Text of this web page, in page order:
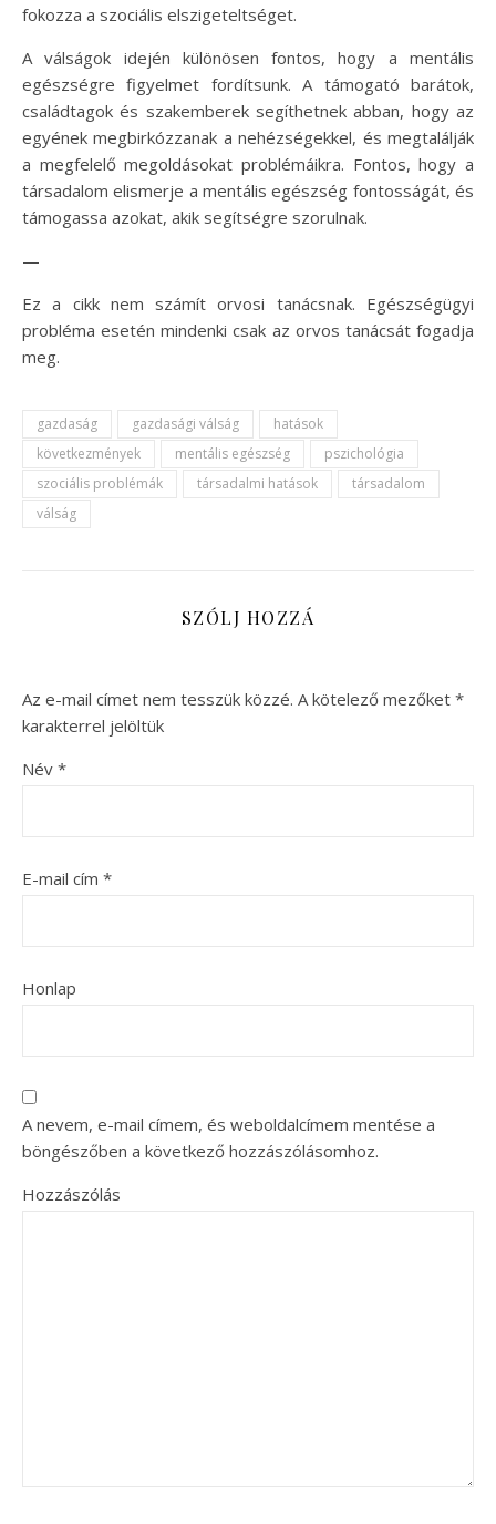
fokozza a szociális elszigeteltséget.
A válságok idején különösen fontos, hogy a mentális
egészségre figyelmet fordítsunk. A támogató barátok,
családtagok és szakemberek segíthetnek abban, hogy az
egyének megbirkózzanak a nehézségekkel, és megtalálják
a megfelelő megoldásokat problémáikra. Fontos, hogy a
társadalom elismerje a mentális egészség fontosságát, és
támogassa azokat, akik segítségre szorulnak.
—
Ez a cikk nem számít orvosi tanácsnak. Egészségügyi
probléma esetén mindenki csak az orvos tanácsát fogadja
meg.
gazdaság gazdasági válság
hatások
következmények
mentális egészség
pszichológia
szociális problémák
társadalmi hatások
társadalom
válság
SZÓLJ HOZZÁ
Az e-mail címet nem tesszük közzé. A kötelező mezőket *
karakterrel jelöltük
Név *
E-mail cím *
Honlap
A nevem, e-mail címem, és weboldalcímem mentése a
böngészőben a következő hozzászólásomhoz.
Hozzászólás